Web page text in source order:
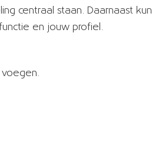
centraal staan. Daarnaast kun
en jouw profiel.